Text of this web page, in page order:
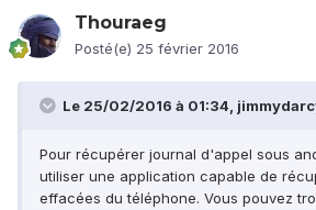
Thouraeg
Posté(e) 25 février 2016
Le 25/02/2016 à 01:34,
Pour récupérer journal d'appel sous
utiliser une application capable de
effacées du téléphone. Vous pouvez